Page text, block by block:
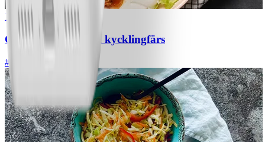
1
Chili con carne med kycklingfärs
#